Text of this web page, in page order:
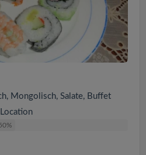
Mongolisch, Salate, Buffet